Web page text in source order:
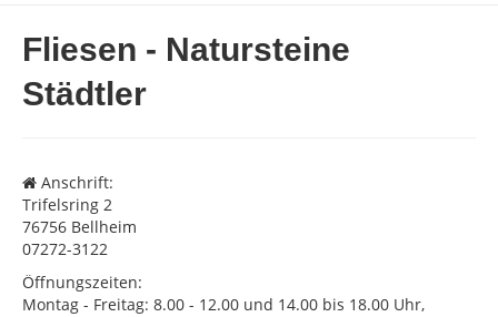
MITGLIEDER
Intern
AKTUELLES
Impressum
Fliesen - Natursteine
Städtler
Anschrift:
Trifelsring 2
76756 Bellheim
07272-3122
Öffnungszeiten:
Montag - Freitag: 8.00 - 12.00 und 14.00 bis 18.00 Uhr,